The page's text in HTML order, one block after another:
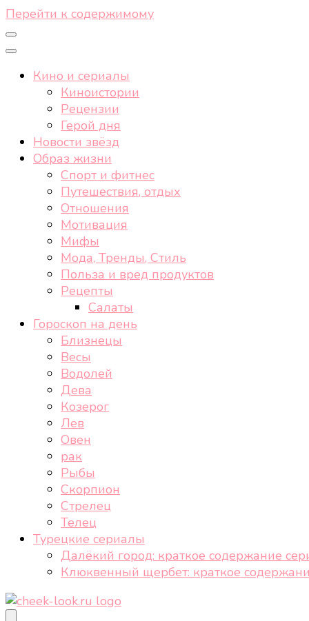
Перейти к содержимому
Кино и сериалы
Киноистории
Рецензии
Герой дня
Новости звёзд
Образ жизни
Спорт и фитнес
Путешествия, отдых
Отношения
Мотивация
Мифы
Мода, Тренды, Стиль
Польза и вред продуктов
Рецепты
Салаты
Гороскоп на день
Близнецы
Весы
Водолей
Дева
Козерог
Лев
Овен
рак
Рыбы
Скорпион
Стрелец
Телец
Турецкие сериалы
Далёкий город: краткое содержание
Клюквенный щербет: краткое